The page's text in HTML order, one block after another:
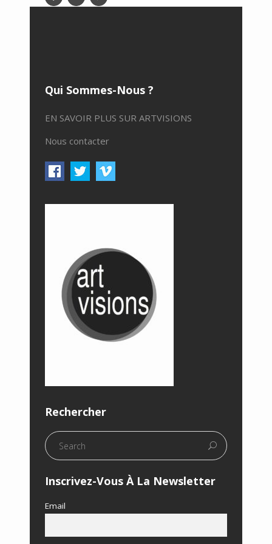
Qui Sommes-Nous ?
EN SAVOIR PLUS SUR ARTVISIONS
Nous contacter
Rechercher
Inscrivez-Vous À La Newsletter
Email